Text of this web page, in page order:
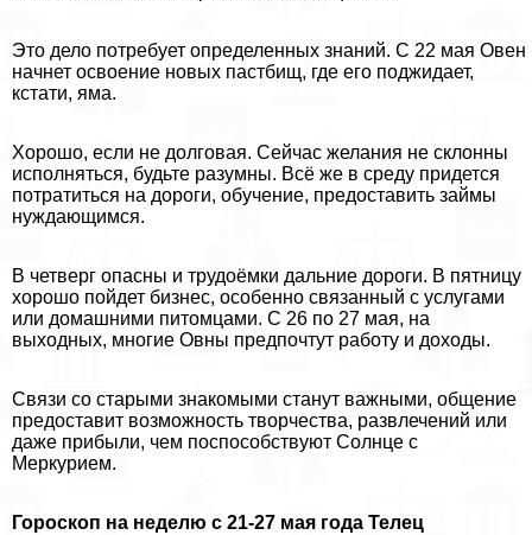
Это дело потребует определенных знаний. С 22 мая Овен
начнет освоение новых пастбищ, где его поджидает,
кстати, яма.
Хорошо, если не долговая. Сейчас желания не склонны
исполняться, будьте разумны. Всё же в среду придется
потратиться на дороги, обучение, предоставить займы
нуждающимся.
В четверг опасны и трудоёмки дальние дороги. В пятницу
хорошо пойдет бизнес, особенно связанный с услугами
или домашними питомцами. С 26 по 27 мая, на
выходных, многие Овны предпочтут работу и доходы.
Связи со старыми знакомыми станут важными, общение
предоставит возможность творчества, развлечений или
даже прибыли, чем поспособствуют Солнце с
Меркурием.
Гороскоп на неделю с 21-27 мая года Телец